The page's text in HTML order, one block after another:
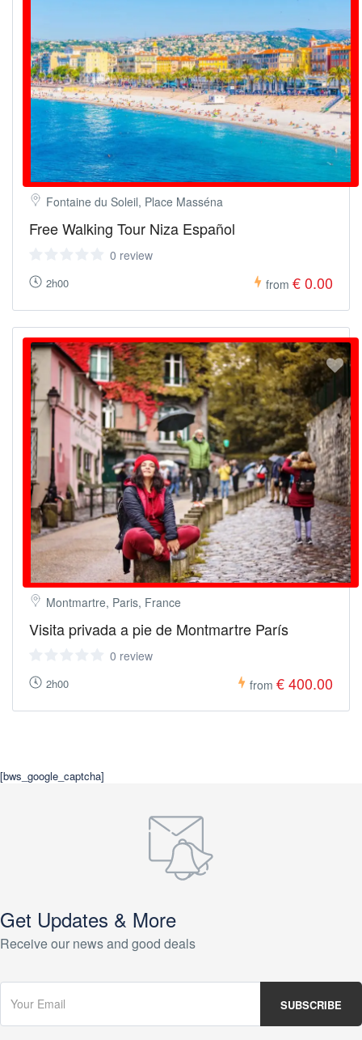
Montmartre, Paris, France
Visita privada a pie de Montmartre París
0 review
2h00 from € 400.00
Fontaine du Soleil, Place Masséna
Free Walking Tour Niza Español
0 review
2h00 from € 0.00
[bws_google_captcha]
Get Updates & More
Receive our news and good deals